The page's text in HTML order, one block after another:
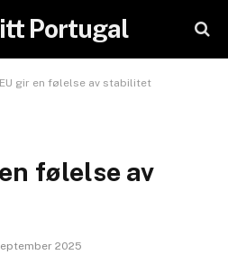
Portugal
gir en følelse av stabilitet
følelse av
2025